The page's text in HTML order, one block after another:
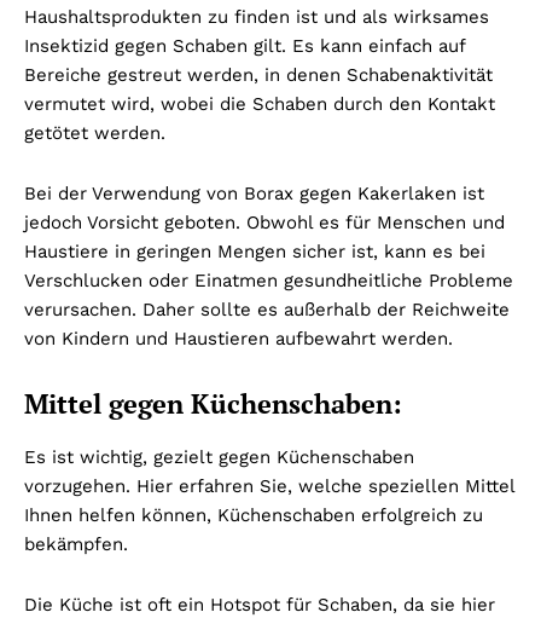
Haushaltsprodukten zu finden ist und als wirksames
Insektizid gegen Schaben gilt. Es kann einfach auf
Bereiche gestreut werden, in denen Schabenaktivität
vermutet wird, wobei die Schaben durch den Kontakt
getötet werden.
Bei der Verwendung von Borax gegen Kakerlaken ist
jedoch Vorsicht geboten. Obwohl es für Menschen und
Haustiere in geringen Mengen sicher ist, kann es bei
Verschlucken oder Einatmen gesundheitliche Probleme
verursachen. Daher sollte es außerhalb der Reichweite
von Kindern und Haustieren aufbewahrt werden.
Mittel gegen Küchenschaben:
Es ist wichtig, gezielt gegen Küchenschaben
vorzugehen. Hier erfahren Sie, welche speziellen Mittel
Ihnen helfen können, Küchenschaben erfolgreich zu
bekämpfen.
Die Küche ist oft ein Hotspot für Schaben, da sie hier